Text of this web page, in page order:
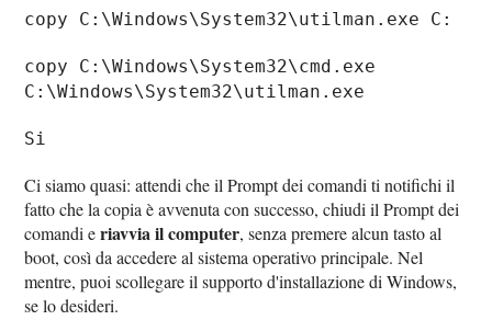
copy C:\Windows\System32\utilman.exe C:
copy C:\Windows\System32\cmd.exe
C:\Windows\System32\utilman.exe
Si
Ci siamo quasi: attendi che il Prompt dei comandi ti notifichi il
fatto che la copia è avvenuta con successo, chiudi il Prompt dei
comandi eriavvia il computer, senza premere alcun tasto al
boot, così da accedere al sistema operativo principale. Nel
mentre, puoi scollegare il supporto d'installazione di Windows,
se lo desideri.